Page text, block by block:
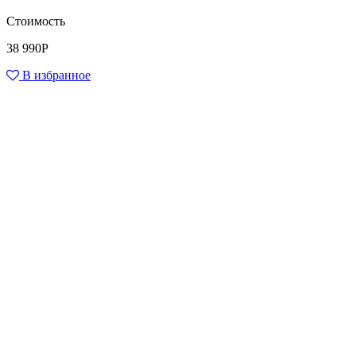
Стоимость
38 990Р
В избранное